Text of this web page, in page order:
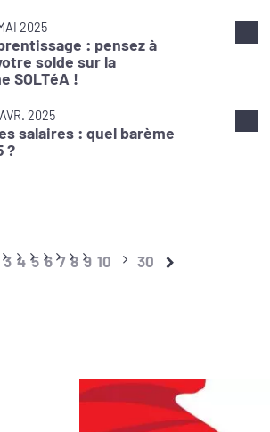
2025
: pensez à
solde sur la
SOLTéA !
2025
salaires : quel barème
?
3 4 5 6 7 8 9 10 30